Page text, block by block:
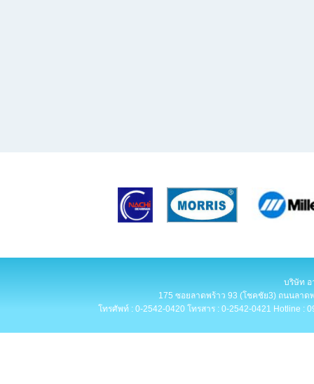
บริษัท อ
175 ซอยลาดพร้าว 93 (โชคชัย3) ถนนลาด
โทรศัพท์ : 0-2542-0420 โทรสาร : 0-2542-0421 Hotline :